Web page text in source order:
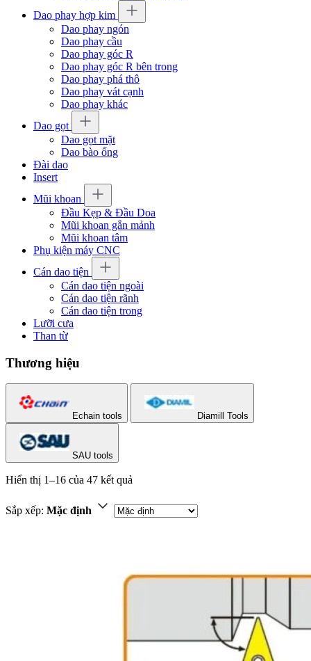
Dao phay hợp kim
Dao phay ngón
Dao phay cầu
Dao phay góc R
Dao phay góc R bên trong
Dao phay phá thô
Dao phay vát cạnh
Dao phay khác
Dao gọt
Dao gọt mặt
Dao bào ống
Đài dao
Insert
Mũi khoan
Đầu Kẹp & Đầu Doa
Mũi khoan gắn mảnh
Mũi khoan tâm
Phụ kiện máy CNC
Cán dao tiện
Cán dao tiện ngoài
Cán dao tiện rãnh
Cán dao tiện trong
Lưỡi cưa
Than từ
Thương hiệu
Echain tools Diamill Tools
SAU tools
Hiển thị 1–16 của 47 kết quả
Sắp xếp: Mặc định